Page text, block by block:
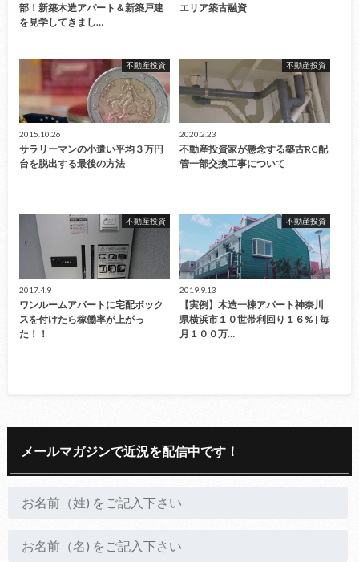
部！新築木造アパート＆新築戸建
を見学してきまし…
エリア築古融資
不動産投資
2015.10.26
サラリーマンの小遣い平均３万円
台を脱出する最後の方法
不動産投資
2020.2.23
不動産投資家が懸念する築古RC配
管一部交換工事について
不動産投資
2017.4.9
ワンルームアパートに宅配ボック
スを付けたら稼働率が上がっ
た！！
不動産投資
2019.9.13
【実例】木造一棟アパート神奈川
県横浜市１０世帯利回り１６% | 毎
月１００万…
メールマガジンで近況を配信中です！